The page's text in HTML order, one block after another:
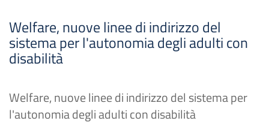
Welfare, nuove linee di indirizzo del
sistema per l'autonomia degli adulti con
disabilità
Welfare, nuove linee di indirizzo del sistema per
l'autonomia degli adulti con disabilità